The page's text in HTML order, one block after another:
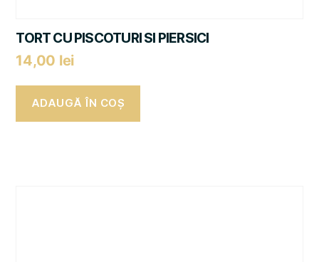
TORT CU PISCOTURI SI PIERSICI
14,00 lei
ADAUGĂ ÎN COȘ